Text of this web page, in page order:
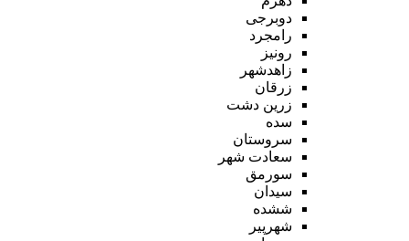
دوبرجی
رامجرد
رونیز
زاهدشهر
زرقان
زرین دشت
سده
سروستان
سعادت شهر
سورمق
سیدان
ششده
شهرپیر